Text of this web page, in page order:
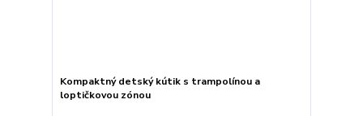
Kompaktný detský kútik s trampolínou a
loptičkovou zónou